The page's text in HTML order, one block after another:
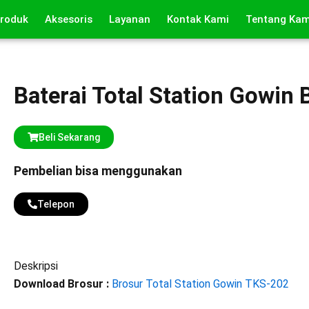
Aksesoris Layanan Kontak Kami Tentang
Baterai Total Station Gowin
Beli Sekarang
Pembelian bisa menggunakan
Telepon
Deskripsi
Download Brosur : Brosur Total Station Gowin TKS-202